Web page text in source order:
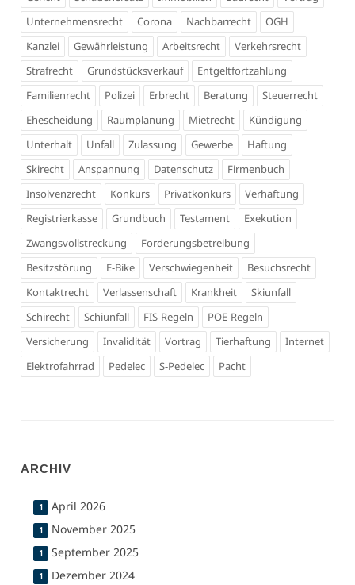
Unternehmensrecht
Corona Nachbarrecht
OGH
Kanzlei
Gewährleistung Arbeitsrecht
Verkehrsrecht
Strafrecht
Grundstücksverkauf
Entgeltfortzahlung
Familienrecht
Polizei Erbrecht Beratung
Steuerrecht
Ehescheidung
Raumplanung Mietrecht
Kündigung
Unterhalt
Unfall Zulassung Gewerbe
Haftung
Skirecht
Anspannung Datenschutz
Firmenbuch
Insolvenzrecht
Konkurs Privatkonkurs
Verhaftung
Registrierkasse
Grundbuch Testament
Exekution
Zwangsvollstreckung
Forderungsbetreibung
Besitzstörung
E-Bike Verschwiegenheit
Besuchsrecht
Kontaktrecht
Verlassenschaft Krankheit
Skiunfall
Schirecht
Schiunfall FIS-Regeln
POE-Regeln
Versicherung
Invalidität Vortrag Tierhaftung
Internet
Elektrofahrrad
Pedelec S-Pedelec Pacht
ARCHIV
1 April 2026
1 November 2025
1 September 2025
1 Dezember 2024